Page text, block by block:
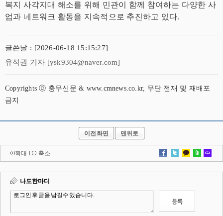
복지 사각지대 해소를 위해 민관이 함께 참여하는 다양한 사
업과 네트워크 활동을 지속적으로 추진하고 있다.
글쓴날 : [2026-06-18 15:15:27]
유석권 기자 [ysk9304@naver.com]
Copyrights ⓒ 충무신문 & www.cmnews.co.kr, 무단 전재 및 재배포
금지
이전화면 맨위로
확대 l 축소